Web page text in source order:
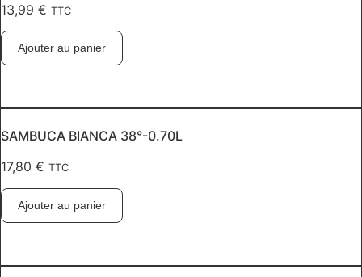
13,99 € TTC
Ajouter au panier
SAMBUCA BIANCA 38°-0.70L
17,80 € TTC
Ajouter au panier